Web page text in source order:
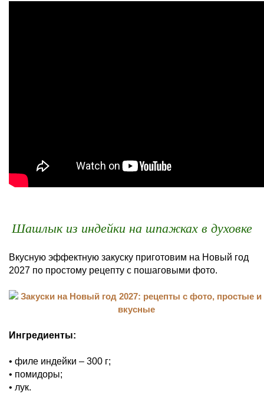
Шашлык из индейки на шпажках в духовке
Вкусную эффектную закуску приготовим на Новый год
2027 по простому рецепту с пошаговыми фото.
Ингредиенты:
• филе индейки – 300 г;
• помидоры;
• лук.